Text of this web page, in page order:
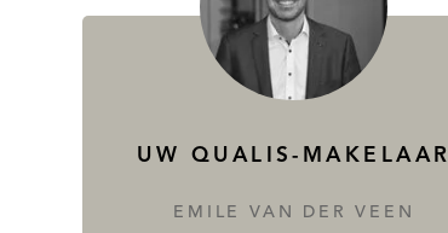
UW QUALIS-MAKELAAR
EMILE VAN DER VEEN
DIENSTEN